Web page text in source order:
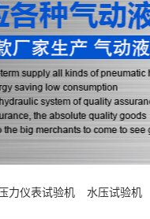
力仪表试验机 水压试验机